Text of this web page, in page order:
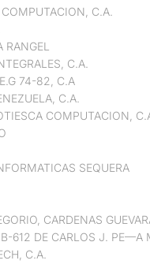
C.A.
C.A.
74-82, C.A
C.A.
COMPUTACION,
SEQUERA
CARDENAS
B-612 DE CARLOS J. PE—A
C.A.